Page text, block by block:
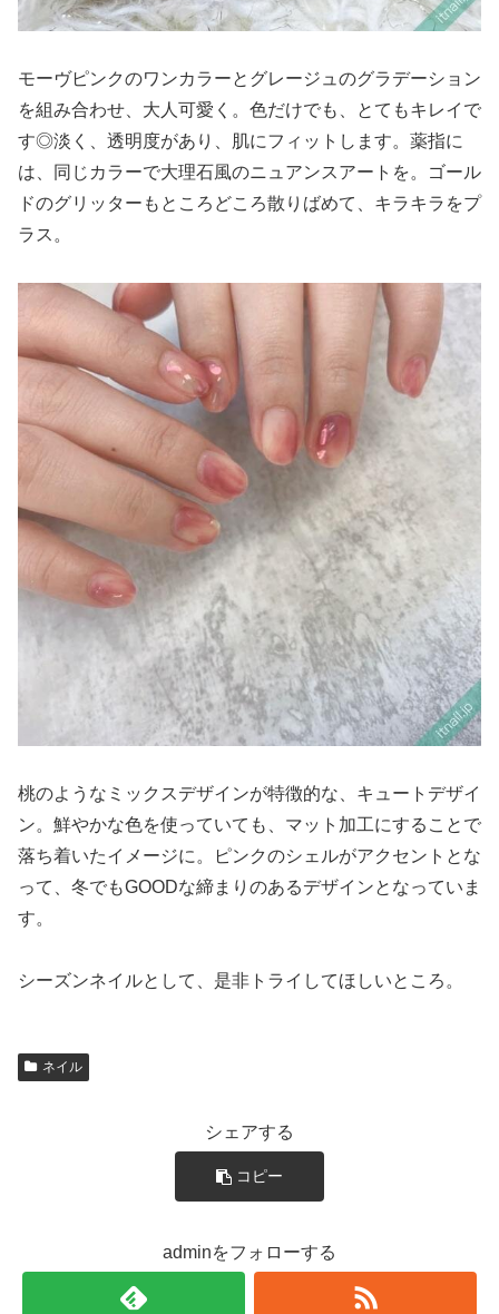
モーヴピンクのワンカラーとグレージュのグラデーション
を組み合わせ、大人可愛く。色だけでも、とてもキレイで
す◎淡く、透明度があり、肌にフィットします。薬指に
は、同じカラーで大理石風のニュアンスアートを。ゴール
ドのグリッターもところどころ散りばめて、キラキラをプ
ラス。
桃のようなミックスデザインが特徴的な、キュートデザイ
ン。鮮やかな色を使っていても、マット加工にすることで
落ち着いたイメージに。ピンクのシェルがアクセントとな
って、冬でもGOODな締まりのあるデザインとなっていま
す。
シーズンネイルとして、是非トライしてほしいところ。
ネイル
シェアする
コピー
adminをフォローする